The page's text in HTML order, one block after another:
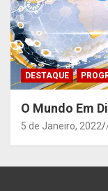
DESTAQUE
O Mundo Em
5 de Janeiro, 2022